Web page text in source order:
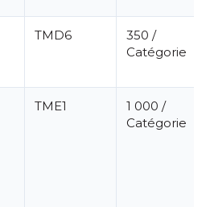
TMD6
350 /
Catégorie
TME1
1 000 /
Catégorie